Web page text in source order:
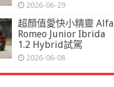
2026-06-29
超顏值愛快小精靈 Alfa
Romeo Junior Ibrida
1.2 Hybrid試駕
2026-06-08